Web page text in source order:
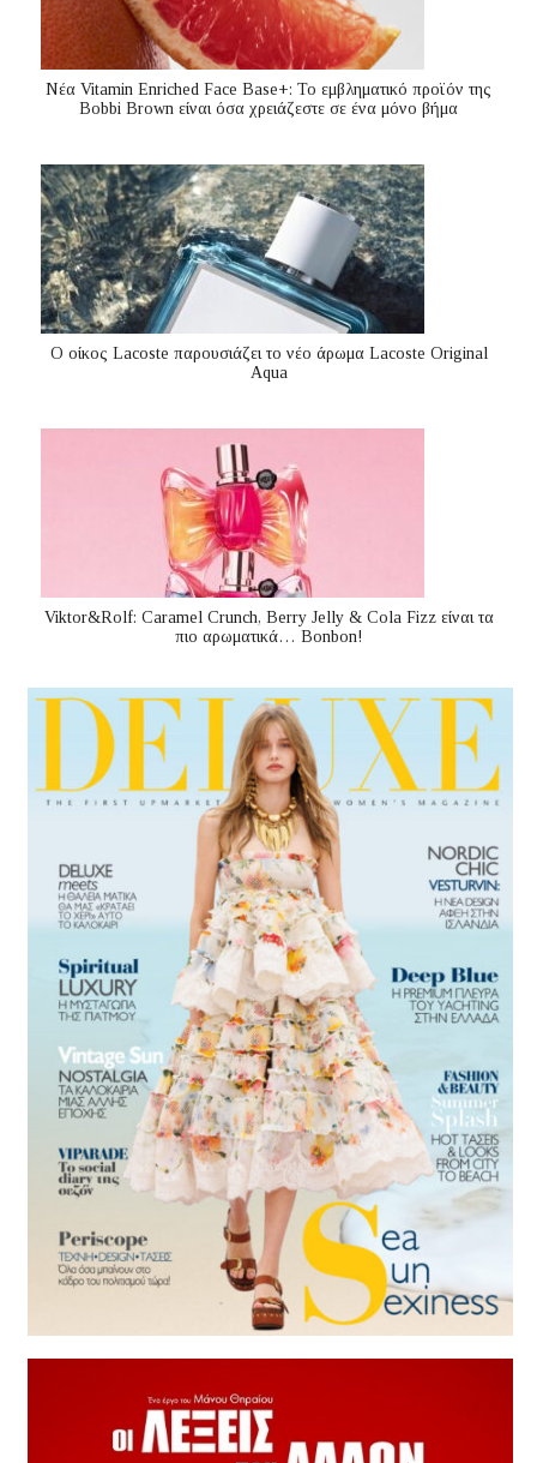
Nέα Vitamin Enriched Face Base+: Το εμβληματικό προϊόν της
Bobbi Brown είναι όσα χρειάζεστε σε ένα μόνο βήμα
Ο οίκος Lacoste παρουσιάζει το νέο άρωμα Lacoste Original
Aqua
Viktor&Rolf: Caramel Crunch, Berry Jelly & Cola Fizz είναι τα
πιο αρωματικά… Bonbon!